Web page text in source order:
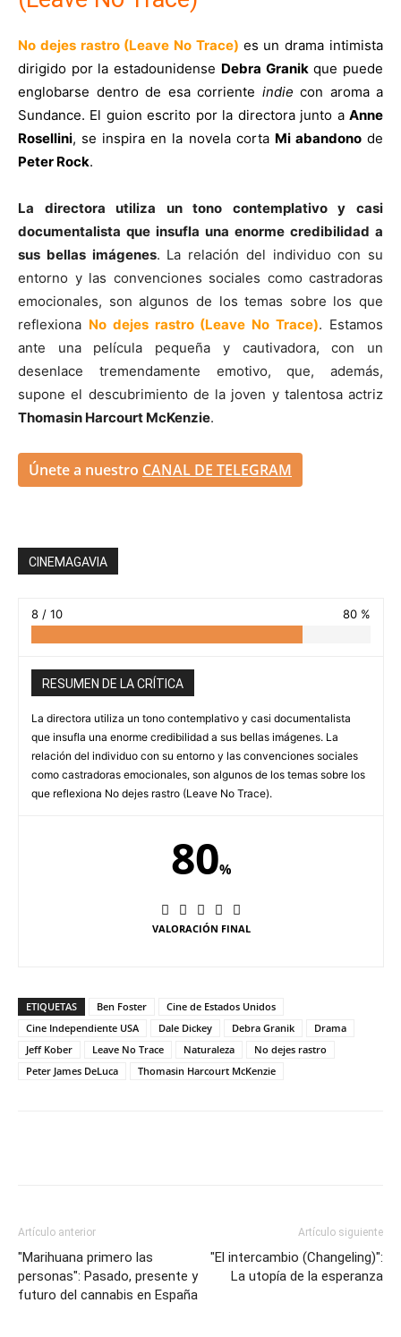
No dejes rastro (Leave No Trace) es un drama intimista
dirigido por la estadounidense Debra Granikque puede
englobarse dentro de esa corriente indie con aroma a
Sundance. El guion escrito por la directora junto a Anne
Rosellini, se inspira en la novela corta Mi abandonode
Peter Rock.
La directora utiliza un tono contemplativo y casi
documentalista que insufla una enorme credibilidad a
sus bellas imágenes. La relación del individuo con su
entorno y las convenciones sociales como castradoras
emocionales, son algunos de los temas sobre los que
reflexiona No dejes rastro (Leave No Trace). Estamos
ante una película pequeña y cautivadora, con un
desenlace tremendamente emotivo, que, además,
supone el descubrimiento de la joven y talentosa actriz
Thomasin Harcourt McKenzie.
Únete a nuestro CANAL DE TELEGRAM
CINEMAGAVIA
8 / 10 80 %
RESUMEN DE LA CRÍTICA
La directora utiliza un tono contemplativo y casi documentalista
que insufla una enorme credibilidad a sus bellas imágenes. La
relación del individuo con su entorno y las convenciones sociales
como castradoras emocionales, son algunos de los temas sobre los
que reflexiona No dejes rastro (Leave No Trace).
80%
VALORACIÓN FINAL
ETIQUETAS Ben Foster
Cine de Estados Unidos
Cine Independiente USA
Dale Dickey Debra Granik
Drama
Jeff Kober
Leave No Trace Naturaleza
No dejes rastro
Peter James DeLuca
Thomasin Harcourt McKenzie
Artículo anterior
"Marihuana primero las
personas": Pasado, presente y
futuro del cannabis en España
Artículo siguiente
"El intercambio (Changeling)":
La utopía de la esperanza